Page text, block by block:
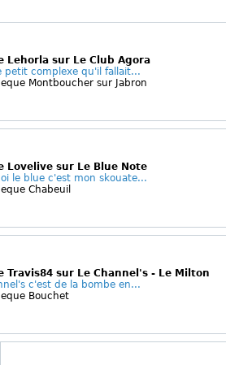
Lehorla sur Le Club Agora
petit complexe qu'il fallait...
Montboucher sur Jabron
Lovelive sur Le Blue Note
le blue c'est mon skouate...
Chabeuil
Travis84 sur Le Channel's - Le Milton
c'est de la bombe en...
Bouchet